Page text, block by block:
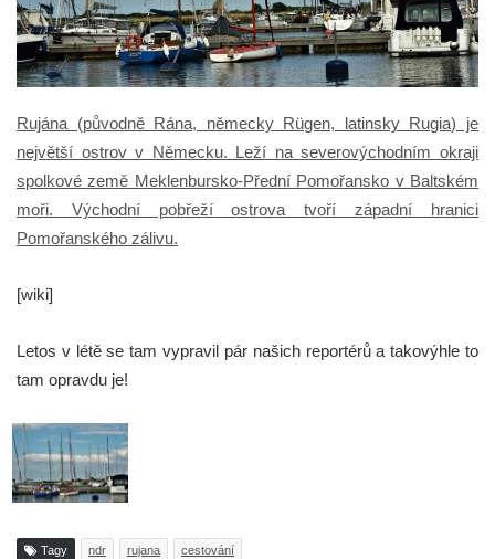
Rujána (původně Rána, německy Rügen, latinsky Rugia) je
největší ostrov v Německu. Leží na severovýchodním okraji
spolkové země Meklenbursko-Přední Pomořansko v Baltském
moři. Východní pobřeží ostrova tvoří západní hranici
Pomořanského zálivu.
[wiki]
Letos v létě se tam vypravil pár našich reportérů a takovýhle to
tam opravdu je!
Tagy ndr rujana cestování